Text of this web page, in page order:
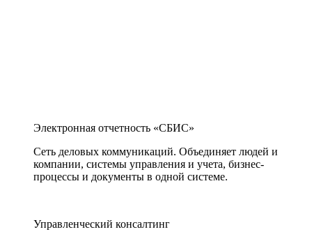
Электронная отчетность «СБИС»
Сеть деловых коммуникаций. Объединяет людей и
компании, системы управления и учета, бизнес-
процессы и документы в одной системе.
Управленческий консалтинг